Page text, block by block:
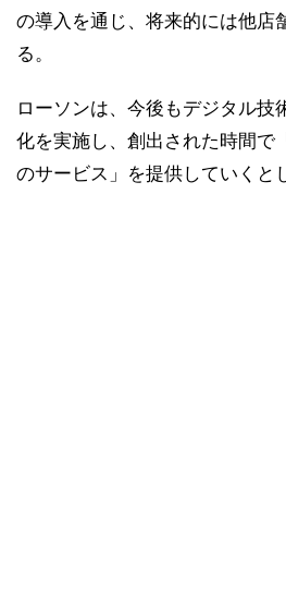
の導入を通じ、将来的には他店
る。
ローソンは、今後もデジタル技
化を実施し、創出された時間で
のサービス」を提供していくと